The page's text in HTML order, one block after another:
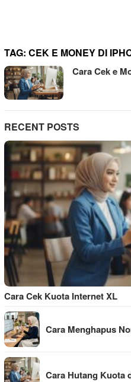
TAG: CEK E MONEY DI
Cara Cek e
RECENT POSTS
Cara Cek Kuota Internet XL
Cara Menghapus
Cara Hutang Kuota